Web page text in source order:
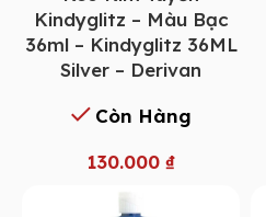
Kindyglitz – Màu Bạc
36ml – Kindyglitz 36ML
Silver – Derivan
Còn Hàng
130.000 ₫